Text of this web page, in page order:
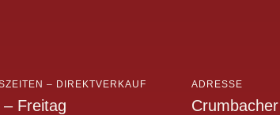
– DIREKTVERKAUF
Freitag
ADRESSE